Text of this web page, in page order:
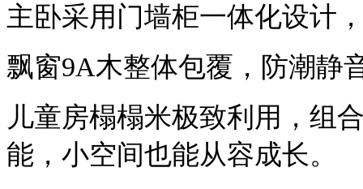
主卧采用门墙柜一体化设计
飘窗9A木整体包覆，防潮静
儿童房榻榻米极致利用，组
能，小空间也能从容成长。